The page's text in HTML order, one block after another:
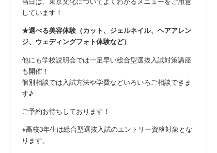
しています！
★選べる美容体験（カット、ジェルネイル、ヘアアレン
ジ、ウェディングフォト体験など）
他にも学校説明会では一足早い総合型選抜入試対策講座
も開催！
個別相談では入試方法や学費などいろいろご相談できま
す♪
ご予約お待ちしております！
※高校3年生は総合型選抜入試のエントリー資格対象とな
ります。